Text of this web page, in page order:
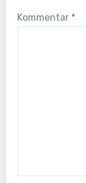
Kommentar *